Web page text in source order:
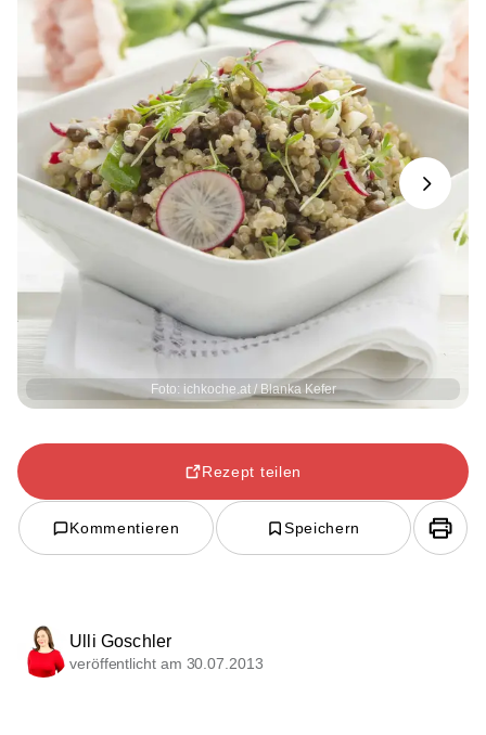
Foto: ichkoche.at / Blanka Kefer
Next
Rezept teilen
Kommentieren Speichern
Ulli Goschler
veröffentlicht am 30.07.2013